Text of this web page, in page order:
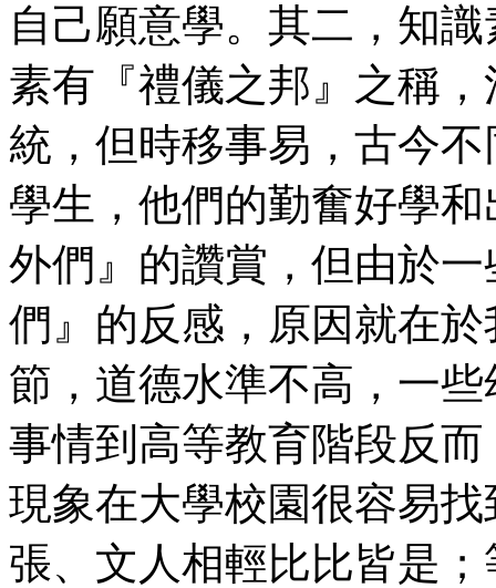
自己願意學。其二，知
素有『禮儀之邦』之稱
統，但時移事易，古今
學生，他們的勤奮好學
外們』的讚賞，但由於
們』的反感，原因就在
節，道德水準不高，一
事情到高等教育階段反
現象在大學校園很容易
張、文人相輕比比皆是